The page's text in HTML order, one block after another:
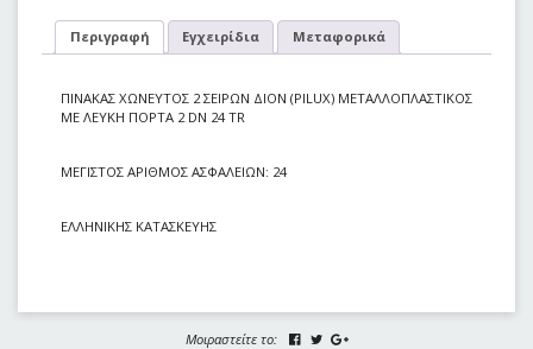
Περιγραφή Εγχειρίδια Μεταφορικά
ΠΙΝΑΚΑΣ ΧΩΝΕΥΤΟΣ 2 ΣΕΙΡΩΝ ΔΙΟΝ (PILUX) ΜΕΤΑΛΛΟΠΛΑΣΤΙΚΟΣ
ΜΕ ΛΕΥΚΗ ΠΟΡΤΑ 2 DN 24 TR
ΜΕΓΙΣΤΟΣ ΑΡΙΘΜΟΣ ΑΣΦΑΛΕΙΩΝ: 24
ΕΛΛΗΝΙΚΗΣ ΚΑΤΑΣΚΕΥΗΣ
Μοιραστείτε το: